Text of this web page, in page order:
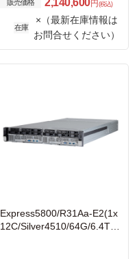
00W電源x2 Windows 2025
モデル
販売価格 2,140,600円 (税込)
在庫
×（最新在庫情報は
お問合せください）
Express5800/R31Aa-E2(1x
12C/Silver4510/64G/6.4TB-